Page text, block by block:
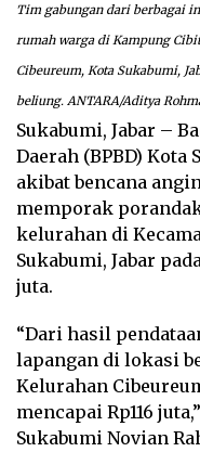
Tim gabungan dari berbagai
rumah warga di Kampung
Cibeureum, Kota Sukabumi,
beliung. ANTARA/Aditya
Sukabumi, Jabar –
Daerah (BPBD)
akibat bencana
memporak
kelurahan di
Sukabumi, Jabar
juta.
“Dari hasil
lapangan di lokasi
Kelurahan
mencapai Rp116
Sukabumi Novian